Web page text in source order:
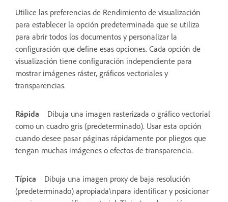
Utilice las preferencias de Rendimiento de visualización
para establecer la opción predeterminada que se utiliza
para abrir todos los documentos y personalizar la
configuración que define esas opciones. Cada opción de
visualización tiene configuración independiente para
mostrar imágenes ráster, gráficos vectoriales y
transparencias.
Rápida
Dibuja una imagen rasterizada o gráfico vectorial
como un cuadro gris (predeterminado). Usar esta opción
cuando desee pasar páginas rápidamente por pliegos que
tengan muchas imágenes o efectos de transparencia.
Típica
Dibuja una imagen proxy de baja resolución
(predeterminado) apropiada\npara identificar y posicionar